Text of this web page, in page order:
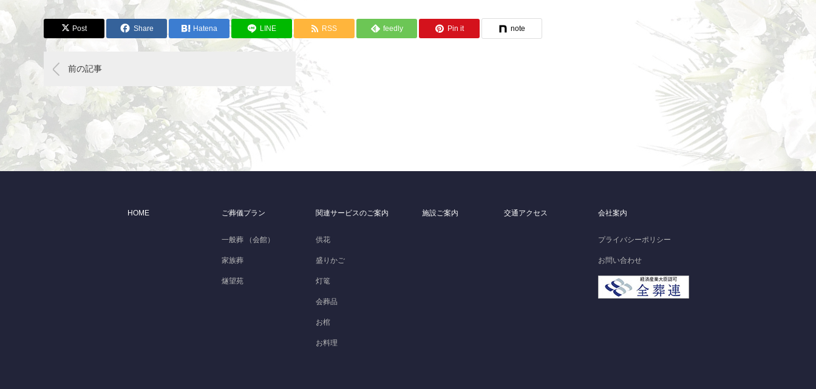
Post Share Hatena LINE RSS feedly Pin it note
前の記事
HOME ご葬儀プラン
一般葬 （会館）
家族葬
燧望苑
関連サービスのご案内
供花
盛りかご
灯篭
会葬品
お棺
お料理
施設ご案内 交通アクセス 会社案内
プライバシーポリシー
お問い合わせ